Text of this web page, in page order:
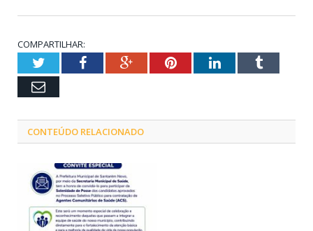
COMPARTILHAR:
TwitterFacebookGoogle+PinterestLinkedInTumblr
Email
CONTEÚDO RELACIONADO